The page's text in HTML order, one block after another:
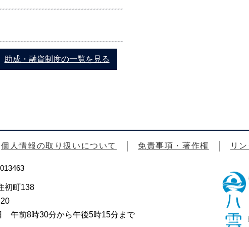
助成・融資制度の一覧を見る
個人情報の取り扱いについて 免責事項・著作権 リ
初町138
午前8時30分から午後5時15分まで